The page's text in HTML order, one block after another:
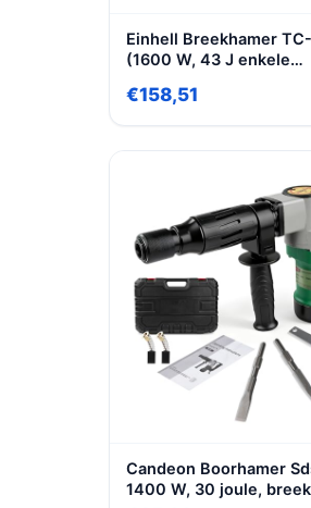
Einhell Breekhamer
(1600 W, 43 J enkele
gereedschapshouder,
€158,51
Candeon Boorhamer
1400 W, 30 joule,